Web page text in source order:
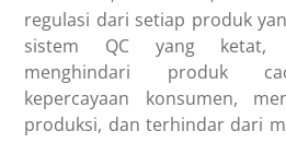
regulasi dari setiap produk
sistem QC yang ketat,
menghindari produk
kepercayaan konsumen,
produksi, dan terhindar dari